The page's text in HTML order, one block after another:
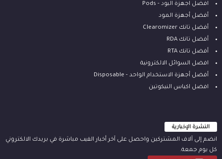
افضل اجهزة البود - Pods
أفضل أجهزة المود
أفضل تانك Clearomizer
أفضل تانك RDA
أفضل تانك RTA
افضل السوائل الالكترونية
أفضل أجهزة الاستخدام الواحد - Disposable
افضل اكياس النيكوتين
النشرة الإخبارية
انضم إلى آلاف المشتركين واحصل على آخر أخبار الفيب مباشرة في بريدك الالكتروني
كل يوم جمعة.